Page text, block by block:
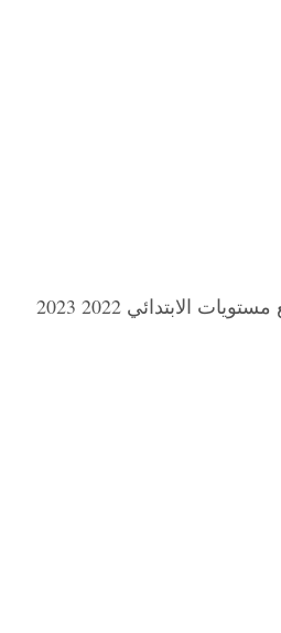
الابتدائي 2022 2023